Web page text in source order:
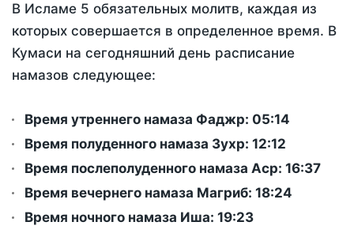
В Исламе 5 обязательных молитв, каждая из
которых совершается в определенное время. В
Кумаси на сегодняшний день расписание
намазов следующее:
Время утреннего намаза Фаджр: 05:14
Время полуденного намаза Зухр: 12:12
Время послеполуденного намаза Аср: 16:37
Время вечернего намаза Магриб: 18:24
Время ночного намаза Иша: 19:23